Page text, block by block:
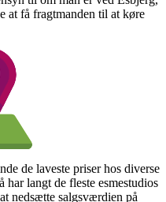
få fragtmanden til at køre
de laveste priser hos diverse
langt de fleste esmestudios
nedsætte salgsværdien på